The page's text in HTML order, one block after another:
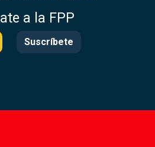
a la FPP
Suscríbete